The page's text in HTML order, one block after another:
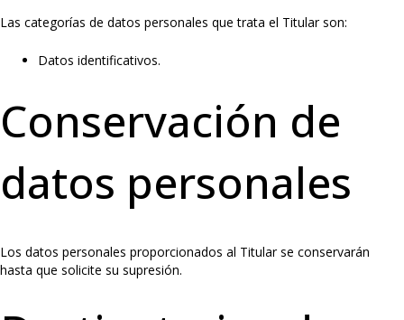
Las categorías de datos personales que trata el Titular son:
Datos identificativos.
Conservación de
datos personales
Los datos personales proporcionados al Titular se conservarán
hasta que solicite su supresión.